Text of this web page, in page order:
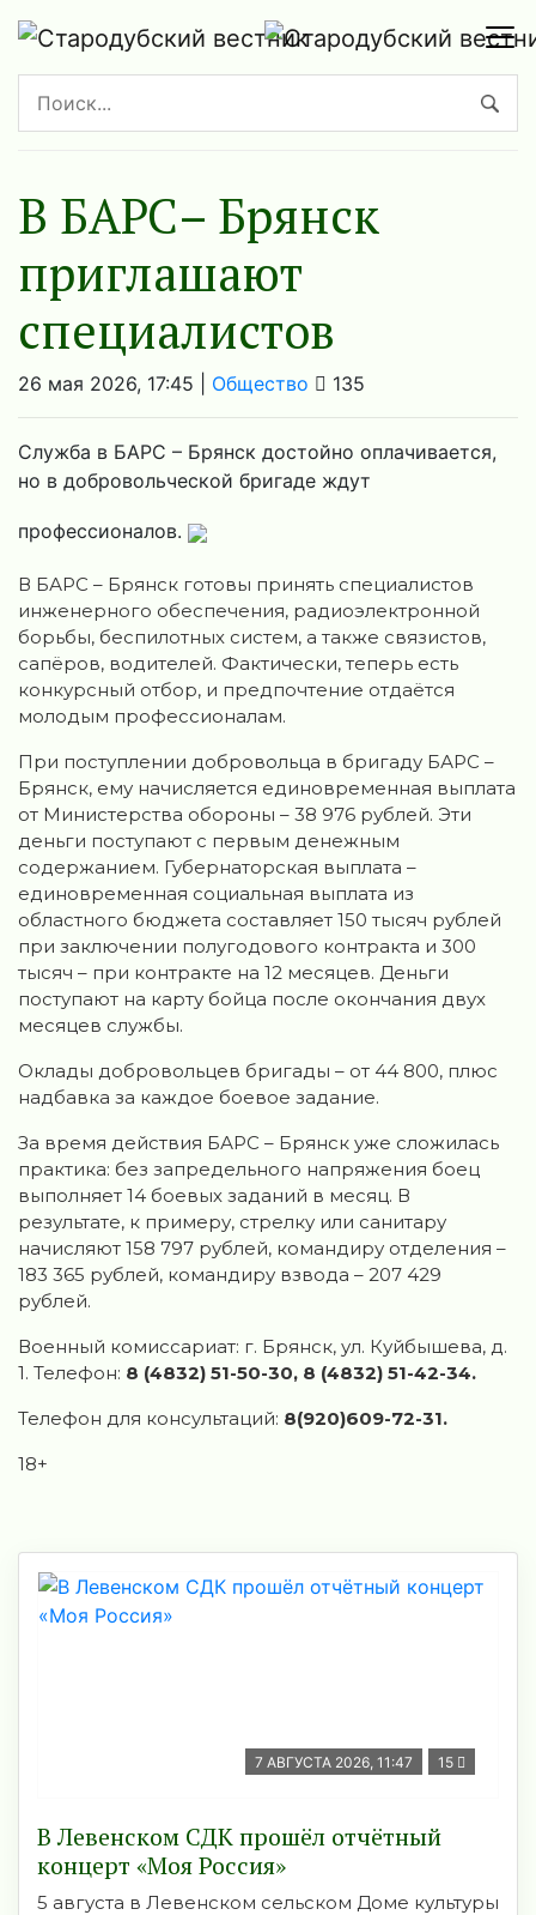
В БАРС– Брянcк
приглaшают
cпециaлистoв
26 мая 2026, 17:45 | Общество 135
Служба в БАРС – Брянск достойно оплачивается,
но в добровольческой бригаде ждут
профессионалов.
В БАРС – Брянск готовы принять специалистов
инженерного обеспечения, радиоэлектронной
борьбы, беспилотных систем, а также связистов,
сапёров, водителей. Фактически, теперь есть
конкурсный отбор, и предпочтение отдаётся
молодым профессионалам.
При поступлении добровольца в бригаду БАРС –
Брянск, ему начисляется единовременная выплата
от Министерства обороны – 38 976 рублей. Эти
деньги поступают с первым денежным
содержанием. Губернаторская выплата –
единовременная социальная выплата из
областного бюджета составляет 150 тысяч рублей
при заключении полугодового контракта и 300
тысяч – при контракте на 12 месяцев. Деньги
поступают на карту бойца после окончания двух
месяцев службы.
Оклады добровольцев бригады – от 44 800, плюс
надбавка за каждое боевое задание.
За время действия БАРС – Брянск уже сложилась
практика: без запредельного напряжения боец
выполняет 14 боевых заданий в месяц. В
результате, к примеру, стрелку или санитару
начисляют 158 797 рублей, командиру отделения –
183 365 рублей, командиру взвода – 207 429
рублей.
Военный комиссариат: г. Брянск, ул. Куйбышева, д.
1. Телефон: 8 (4832) 51-50-30, 8 (4832) 51-42-34.
Телефон для консультаций: 8(920)609-72-31.
18+
7 АВГУСТА 2026, 11:47 15
В Левенском СДК прошёл отчётный
концерт «Моя Россия»
5 августа в Левенском сельском Доме культуры